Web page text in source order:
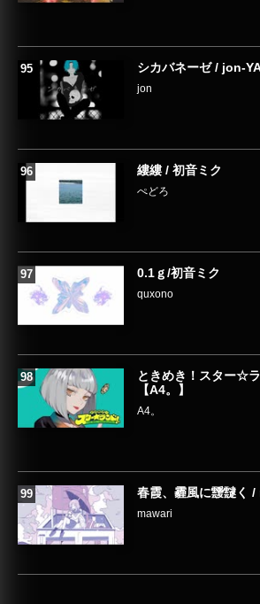
シカバネーゼ / jon-
jon
縷縷 / 初音ミク
ぺどろ
0.1ｇ/初音ミク
quxono
ときめき！スター☆
【A4。】
A4。
春霞、霾風に靉靆く
mawari